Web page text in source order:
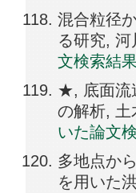
混合粒径
る研究,
文検索結
★, 底面流
の解析, 土
いた論文
多地点か
を用いた